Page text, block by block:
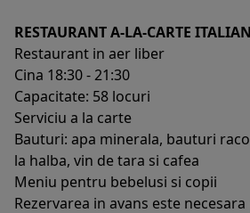
RESTAURANT A-LA-CARTE
Restaurant in aer liber
Cina 18:30 - 21:30
Capacitate: 58 locuri
Serviciu a la carte
Bauturi: apa minerala, bauturi
la halba, vin de tara si cafea
Meniu pentru bebelusi si copii
Rezervarea in avans este